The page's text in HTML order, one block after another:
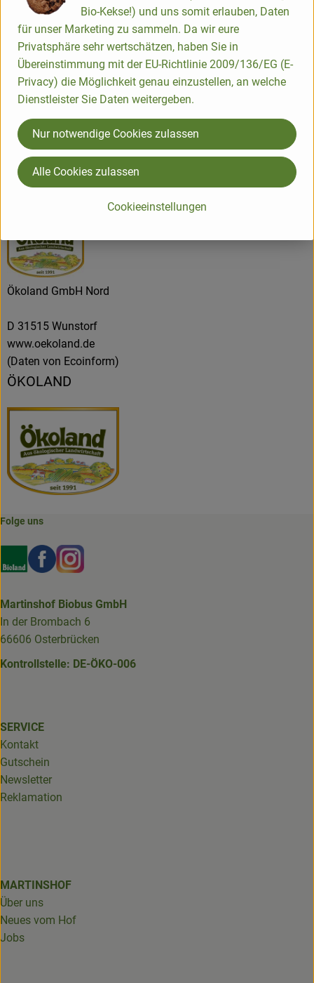
Nährwert-Info
Produktdatenblatt
Herkunft
Hersteller: ÖKOLAND
Ökoland GmbH Nord
D 31515 Wunstorf
www.oekoland.de
(Daten von Ecoinform)
ÖKOLAND
Folge uns
Externer Link zu https://www.bioland.de/verbraucher
Externer Link zu https://www.facebook.com/
Externer Link zu https://www.instagram.com/
Martinshof Biobus GmbH
In der Brombach 6
66606 Osterbrücken
Kontrollstelle: DE-ÖKO-006
SERVICE
Kontakt
Gutschein
Newsletter
Reklamation
MARTINSHOF
Über uns
Neues vom Hof
Jobs
Bio-Kekse!) und uns somit erlauben, Daten
für unser Marketing zu sammeln. Da wir eure
Privatsphäre sehr wertschätzen, haben Sie in
Übereinstimmung mit der EU-Richtlinie 2009/136/EG (E-
Privacy) die Möglichkeit genau einzustellen, an welche
Dienstleister Sie Daten weitergeben.
Cookieeinstellungen
Nur notwendige Cookies zulassen
Alle Cookies zulassen